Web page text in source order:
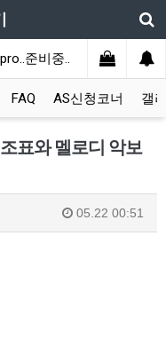
준비중.. 자료실 신
FAQ AS신청코너 갤
표와 멜로디 악보
05.22 00:51